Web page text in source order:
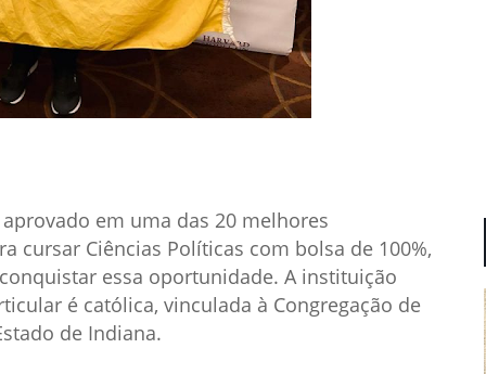
em uma das 20 melhores
cursar Ciências Políticas com bolsa de 100%,
essa oportunidade. A instituição
é católica, vinculada à Congregação de
de Indiana.